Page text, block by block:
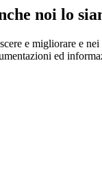
noi lo
e migliorare e
ed